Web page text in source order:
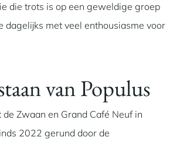
die trots is op een geweldige groep
dagelijks met veel enthousiasme voor
van Populus
Zwaan en Grand Café Neuf in
2022 gerund door de